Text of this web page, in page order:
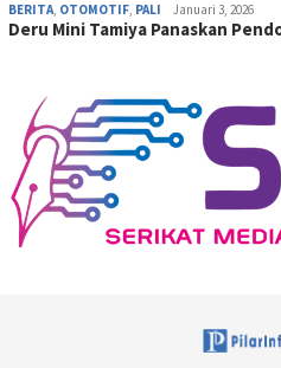
BERITA, OTOMOTIF, PALI Januari 3, 2026
Deru Mini Tamiya Panaskan